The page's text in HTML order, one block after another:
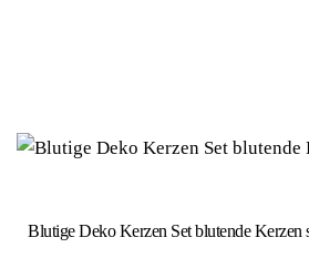
Blutige Deko Kerzen Set blutende Kerzen